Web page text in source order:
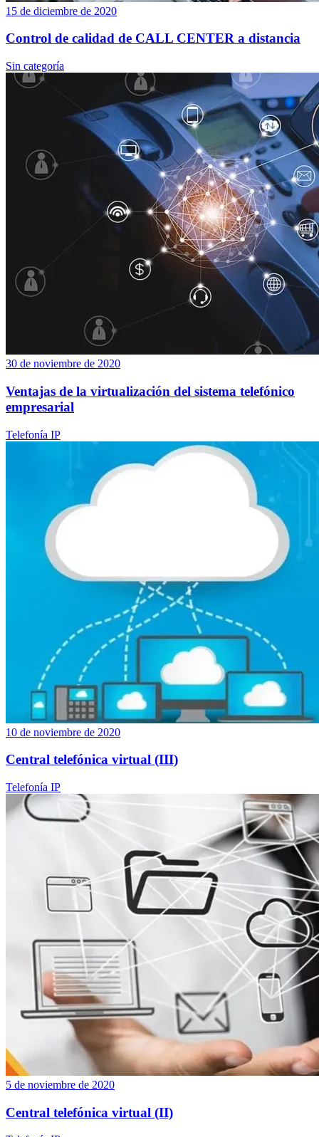
15 de diciembre de 2020
Control de calidad de CALL CENTER a distancia
Sin categoría
30 de noviembre de 2020
Ventajas de la virtualización del sistema telefónico
empresarial
Telefonía IP
10 de noviembre de 2020
Central telefónica virtual (III)
Telefonía IP
5 de noviembre de 2020
Central telefónica virtual (II)